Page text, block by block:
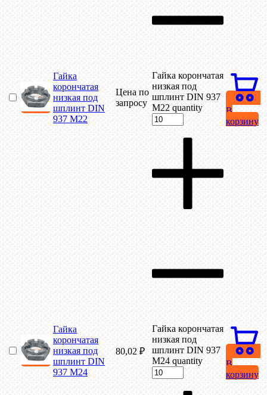
Гайка
корончатая
низкая под
шплинт DIN
937 М22
Цена по
запросу
Гайка корончатая
низкая под
шплинт DIN 937
М22 quantity
В
корзину
Гайка
корончатая
низкая под
шплинт DIN
937 М24
80,02 ₽
Гайка корончатая
низкая под
шплинт DIN 937
М24 quantity
В
корзину